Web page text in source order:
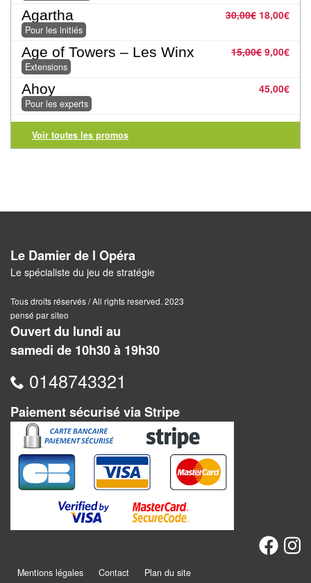
Extensions
Casse-
têtes
Accessoires
Backgammon
Jeux
de
Dames
Coffrets
jeux
–
multijeux
Cartes
traditionnelles
Jeu
de
Dés
Maquettes
30,00€ 18,00€
Agartha
Pour les initiés
15,00€ 9,00€
Age of Towers – Les Winx
Extensions
45,00€
Ahoy
Pour les experts
Voir toutes les promos
Le Damier de l Opéra
Le spécialiste du jeu de stratégie
Tous droits réservés / All rights reserved. 2023
pensé par siteo
Ouvert du lundi au
samedi de 10h30 à 19h30
0148743321
Paiement sécurisé via Stripe
Mentions légales Contact Plan du site